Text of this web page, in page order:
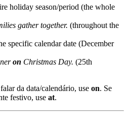
holiday season/period (the whole
gather together. (throughout the
specific calendar date (December
on Christmas Day. (25th
da data/calendário, use on. Se
festivo, use at.